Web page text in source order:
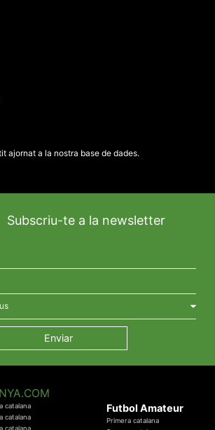
ajornat a la nostra base de dades.
Subscriu-te a la newsletter
catalana
catalana
catalana
Futbol Amateur
Primera catalana